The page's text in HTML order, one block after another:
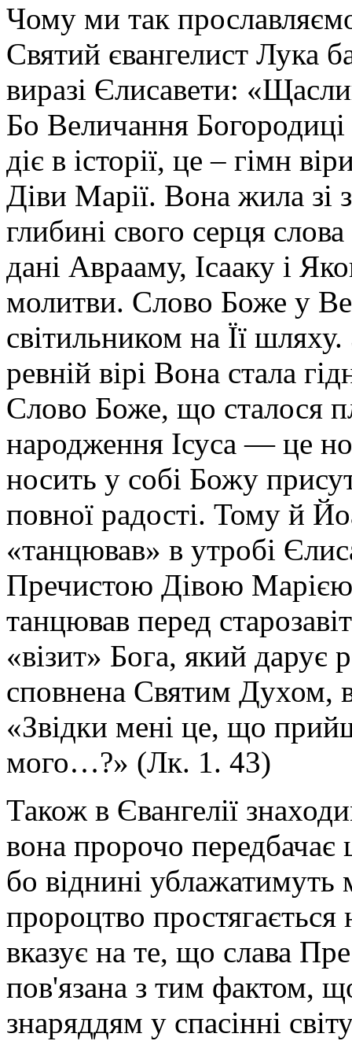
Чому ми так
Святий євангелист Лука
виразі Єлисавети:
Бо Величання
діє в історії, це – гімн
Діви Марії. Вона жила зі
глибині свого серця
дані Аврааму, Ісааку і
молитви. Слово Боже у
світильником на Її шляху.
ревній вірі Вона стала
Слово Боже, що сталося
народження Ісуса — це
носить у собі Божу
повної радості. Тому й
«танцював» в утробі
Пречистою Дівою
танцював перед
«візит» Бога, який дарує
сповнена Святим Духом,
«Звідки мені це, що
мого…?» (Лк. 1. 43)
Також в Євангелії
вона пророчо
бо віднині
пророцтво
вказує на те, що слава
пов'язана з тим фактом,
знаряддям у спасінні